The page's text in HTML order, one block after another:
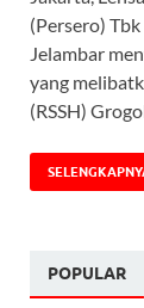
(Persero)
Jelambar
yang
(RSSH)
POPULAR